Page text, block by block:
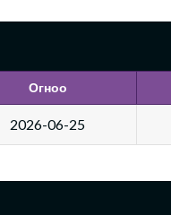
Огноо
2026-06-25